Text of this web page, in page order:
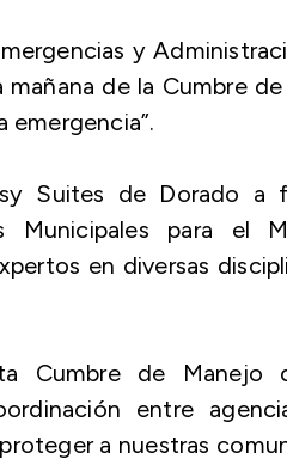
y
de la Cumbre
emergencia”.
Suites de Dorado a
Municipales para el
en diversas
Cumbre de Manejo
entre
a nuestras